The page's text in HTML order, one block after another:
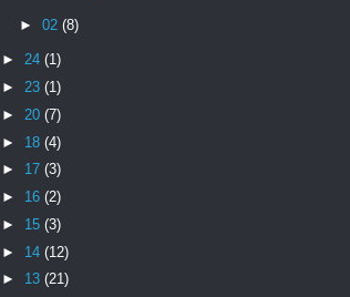
► 02 (8)
► 24 (1)
► 23 (1)
► 20 (7)
► 18 (4)
► 17 (3)
► 16 (2)
► 15 (3)
► 14 (12)
► 13 (21)